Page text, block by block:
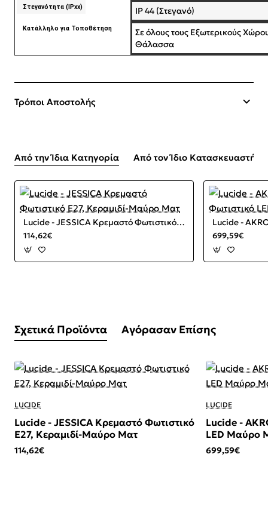
Στεγανότητα (IPxx) IP 44 (Στεγανό)
Κατάλληλο για Τοποθέτηση
Σε όλους τους Εξωτερικούς
Θάλασσα
Τρόποι Αποστολής
Από την Ίδια Κατηγορία Από τον Ίδιο Κατασκευαστή
Lucide - JESSICA Κρεμαστό Φωτιστικό E27, Κεραμιδί-Μαύρο Ματ
114,62€ 699,59€
Σχετικά Προϊόντα Αγόρασαν Επίσης
LUCIDE
Lucide - JESSICA Κρεμαστό Φωτιστικό
E27, Κεραμιδί-Μαύρο Ματ
114,62€
LUCIDE
Lucide -
LED Μαύρο
699,59€